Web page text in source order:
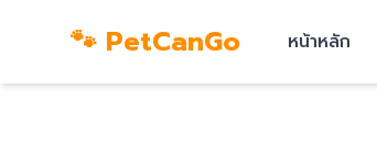
🐾 PetCanGo หน้าหลัก